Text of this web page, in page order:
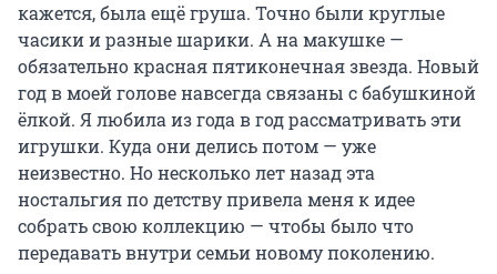
кажется, была ещё груша. Точно были круглые
часики и разные шарики. А на макушке —
обязательно красная пятиконечная звезда. Новый
год в моей голове навсегда связаны с бабушкиной
ёлкой. Я любила из года в год рассматривать эти
игрушки. Куда они делись потом — уже
неизвестно. Но несколько лет назад эта
ностальгия по детству привела меня к идее
собрать свою коллекцию — чтобы было что
передавать внутри семьи новому поколению.